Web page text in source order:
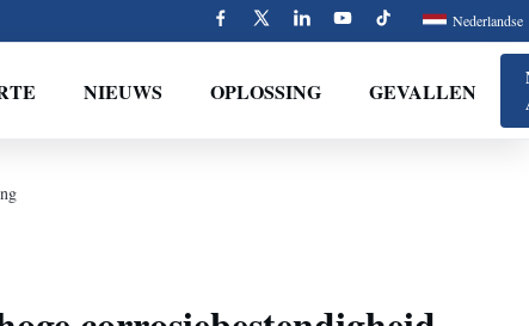
Nederlandse
NIEUWS OPLOSSING GEVALLEN